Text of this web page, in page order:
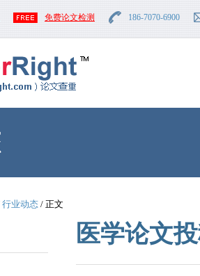
免费论文检测 186-7070-6900
行业动态 / 正文
医学论文